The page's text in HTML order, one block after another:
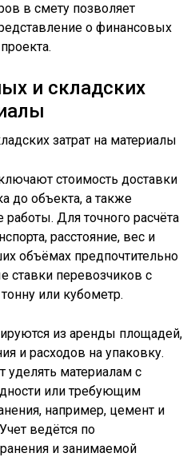
в смету позволяет
о финансовых
и складских
стоимость доставки
до объекта, а также
работы. Для точного расчёта
расстояние, вес и
объёмах предпочтительно
ставки перевозчиков с
или кубометр.
из аренды площадей,
и расходов на упаковку.
уделять материалам с
или требующим
например, цемент и
ведётся по
и занимаемой